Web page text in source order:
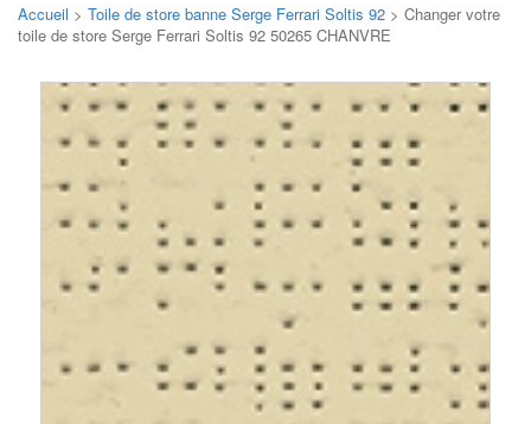
Accueil > Toile de store banne Serge Ferrari Soltis 92 > Changer votre
toile de store Serge Ferrari Soltis 92 50265 CHANVRE